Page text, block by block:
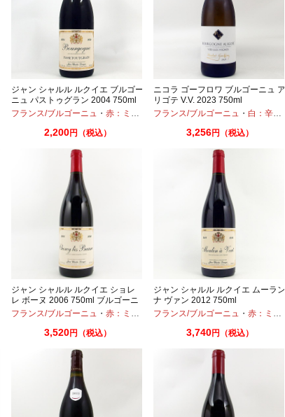
・ピノノワール
ジャン シャルル ルクイエ ブルゴー
ニュ パストゥグラン 2004 750ml
平成16年
フランス/ブルゴーニュ ・ 赤：ミディアムボディ ・ピノノワール
2,200円（税込）
ニコラ ゴーフロワ ブルゴーニュ ア
リゴテ V.V. 2023 750ml
フランス/ブルゴーニュ ・ 白：辛口
3,256円（税込）
ジャン シャルル ルクイエ ショレ
レ ボーヌ 2006 750ml ブルゴーニ
ュ古酒
フランス/ブルゴーニュ ・ 赤：ミディアムボディ ・ピノノワール
3,520円（税込）
ジャン シャルル ルクイエ ムーラン
ナ ヴァン 2012 750ml
フランス/ブルゴーニュ ・ 赤：ミディアムボディ
3,740円（税込）